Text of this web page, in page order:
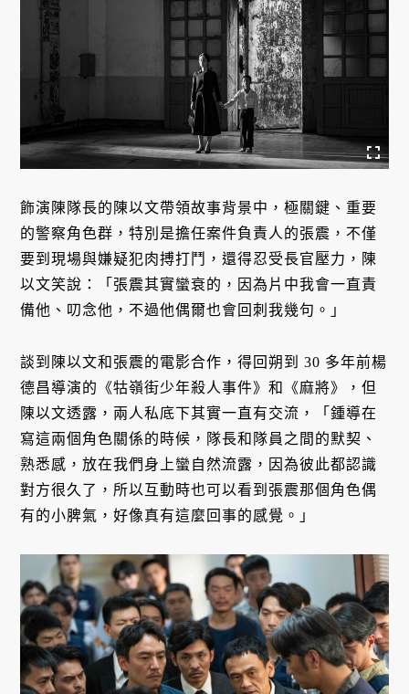
飾演陳隊長的陳以文帶領故事背景中，極關鍵、重要
的警察角色群，特別是擔任案件負責人的張震，不僅
要到現場與嫌疑犯肉搏打鬥，還得忍受長官壓力，陳
以文笑說：「張震其實蠻衰的，因為片中我會一直責
備他、叨念他，不過他偶爾也會回刺我幾句。」
談到陳以文和張震的電影合作，得回朔到 30 多年前楊
德昌導演的《牯嶺街少年殺人事件》和《麻將》，但
陳以文透露，兩人私底下其實一直有交流，「鍾導在
寫這兩個角色關係的時候，隊長和隊員之間的默契、
熟悉感，放在我們身上蠻自然流露，因為彼此都認識
對方很久了，所以互動時也可以看到張震那個角色偶
有的小脾氣，好像真有這麼回事的感覺。」